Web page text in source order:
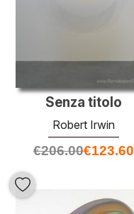
Senza titolo
Robert Irwin
€206.00€123.60